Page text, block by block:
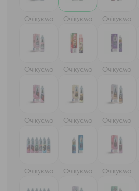
Очікуємо Очікуємо Очікуємо
Очікуємо Очікуємо Очікуємо
Очікуємо Очікуємо Очікуємо
Очікуємо Очікуємо Очікуємо